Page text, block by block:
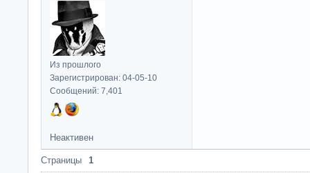
Из прошлого
Зарегистрирован: 04-05-10
Сообщений: 7,401
Неактивен
Страницы 1